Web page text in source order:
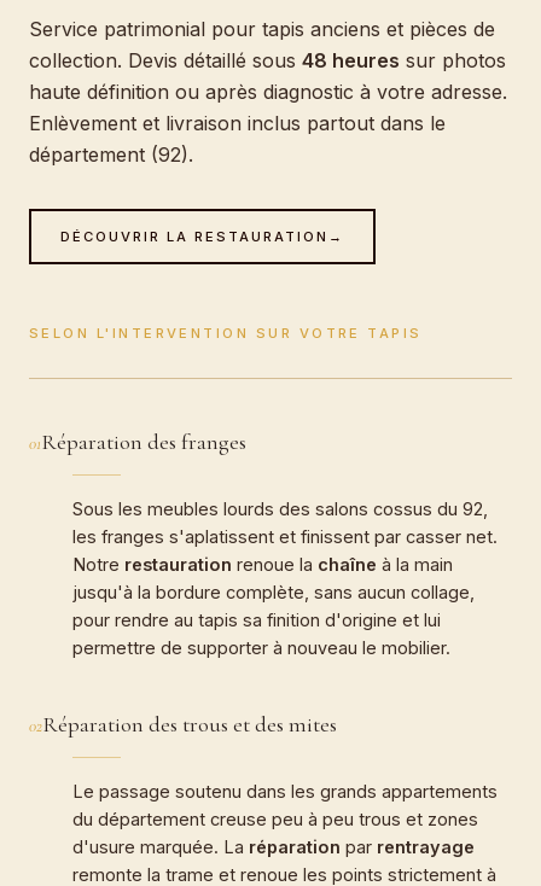
Service patrimonial pour tapis anciens et pièces de
collection. Devis détaillé sous 48 heures sur photos
haute définition ou après diagnostic à votre adresse.
Enlèvement et livraison inclus partout dans le
département (92).
DÉCOUVRIR LA RESTAURATION →
SELON L'INTERVENTION SUR VOTRE TAPIS
01Réparation des franges
Sous les meubles lourds des salons cossus du 92,
les franges s'aplatissent et finissent par casser net.
Notre restauration renoue la chaîne à la main
jusqu'à la bordure complète, sans aucun collage,
pour rendre au tapis sa finition d'origine et lui
permettre de supporter à nouveau le mobilier.
02Réparation des trous et des mites
Le passage soutenu dans les grands appartements
du département creuse peu à peu trous et zones
d'usure marquée. La réparation par rentrayage
remonte la trame et renoue les points strictement à